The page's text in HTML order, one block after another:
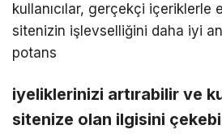
kullanıcılar, gerçekçi içeriklerle
sitenizin işlevselliğini daha iyi
potans
iyeliklerinizi artırabilir ve
sitenize olan ilgisini